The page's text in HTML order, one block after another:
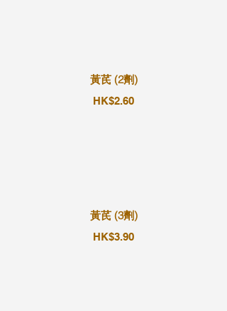
黃芪 (2劑)
HK$2.60
黃芪 (3劑)
HK$3.90